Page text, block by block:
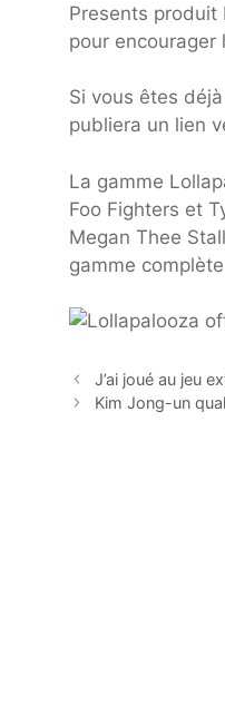
Presents produit
pour encourager
Si vous êtes
publiera un lien
La gamme
Foo Fighters et
Megan Thee
gamme
J’ai joué au jeu
Kim Jong-un